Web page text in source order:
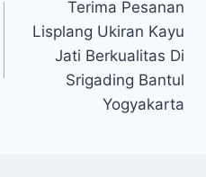
Terima Pesanan
Lisplang Ukiran Kayu
Jati Berkualitas Di
Srigading Bantul
Yogyakarta